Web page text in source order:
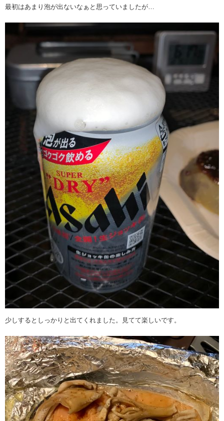
最初はあまり泡が出ないなぁと思っていましたが…
少しするとしっかりと出てくれました。見てて楽しいです。